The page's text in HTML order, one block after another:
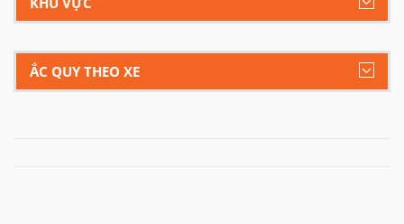
ẮC QUY THEO XE